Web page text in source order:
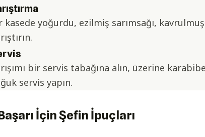
kasede yoğurdu, ezilmiş sarımsağı,
bir servis tabağına alın, üzerine
servis yapın.
İçin Şefin İpuçları